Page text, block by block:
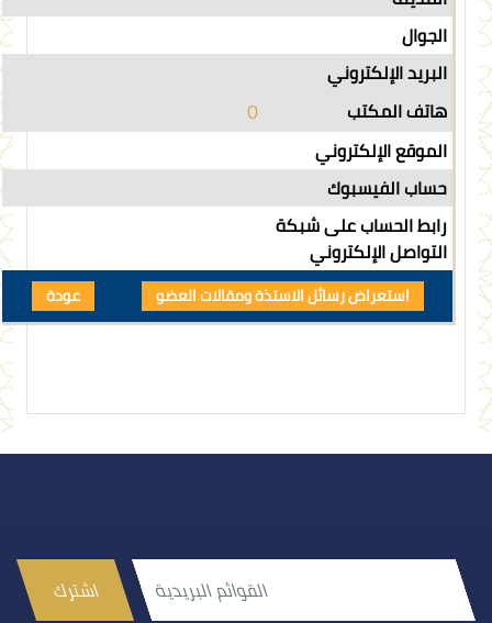
الجوال
البريد الإلكتروني
هاتف المكتب
0
الموقع الإلكتروني
حساب الفيسبوك
رابط الحساب على شبكة
التواصل الإلكتروني
اشترك